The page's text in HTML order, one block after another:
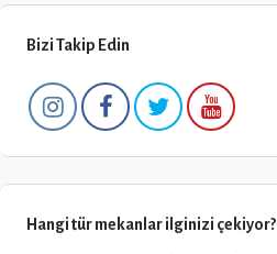
Bizi Takip Edin
Hangi tür mekanlar ilginizi çekiyor?